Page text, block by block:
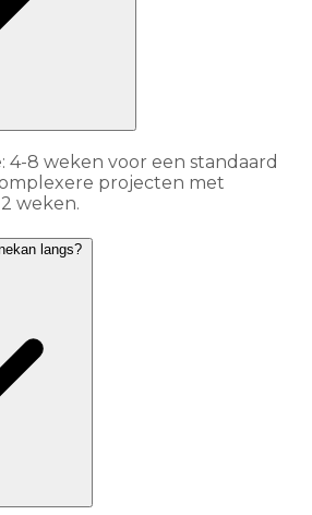
4-8 weken voor een standaard
projecten met
weken.
ook in Groenekan langs?